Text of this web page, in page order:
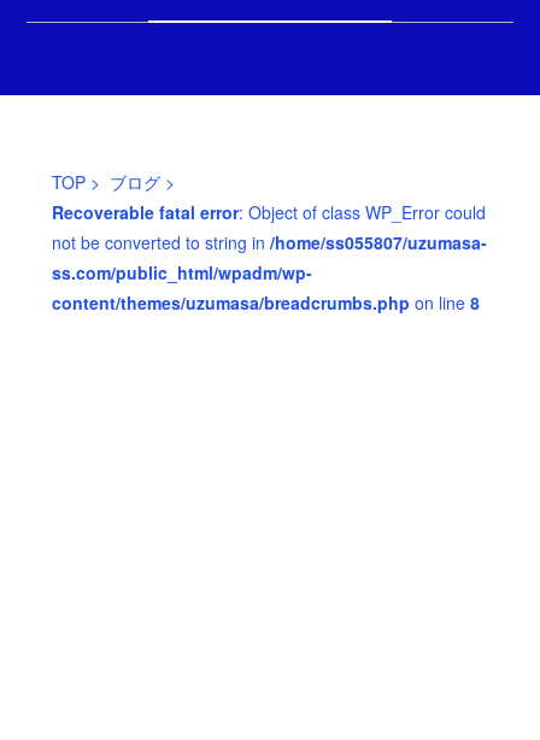
TOP> ブログ>
Recoverable fatal error: Object of class WP_Error could
not be converted to string in /home/ss055807/uzumasa-
ss.com/public_html/wpadm/wp-
content/themes/uzumasa/breadcrumbs.php on line 8